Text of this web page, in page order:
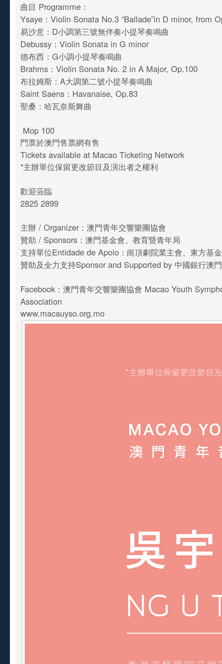
曲目 Programme：
Ysaye：Violin Sonata No.3 “Ballade”in D minor, from
易沙意：D小調第三號無伴奏小提琴奏鳴曲
Debussy：Violin Sonata in G minor
德布西：G小調小提琴奏鳴曲
Brahms：Violin Sonata No. 2 in A Major, Op.100
布拉姆斯：A大調第二號小提琴奏鳴曲
Saint Saens：Havanaise, Op.83
聖桑：哈瓦奈斯舞曲
Mop 100
門票於澳門售票網有售
Tickets available at Macao Ticketing Network
*主辦單位保留更改節目及演出者之權利
歡迎蒞臨
2825 2899
主辦 / Organizer：澳門青年交響樂團協會
贊助 / Sponsors：澳門基金會、教育暨青年局
支持單位Entidade de Apoio：崗頂劇院業主會、東方基
贊助及全力支持Sponsor and Supported by 中國銀行澳
Facebook：澳門青年交響樂團協會 Macao Youth
Association
www.macauyso.org.mo